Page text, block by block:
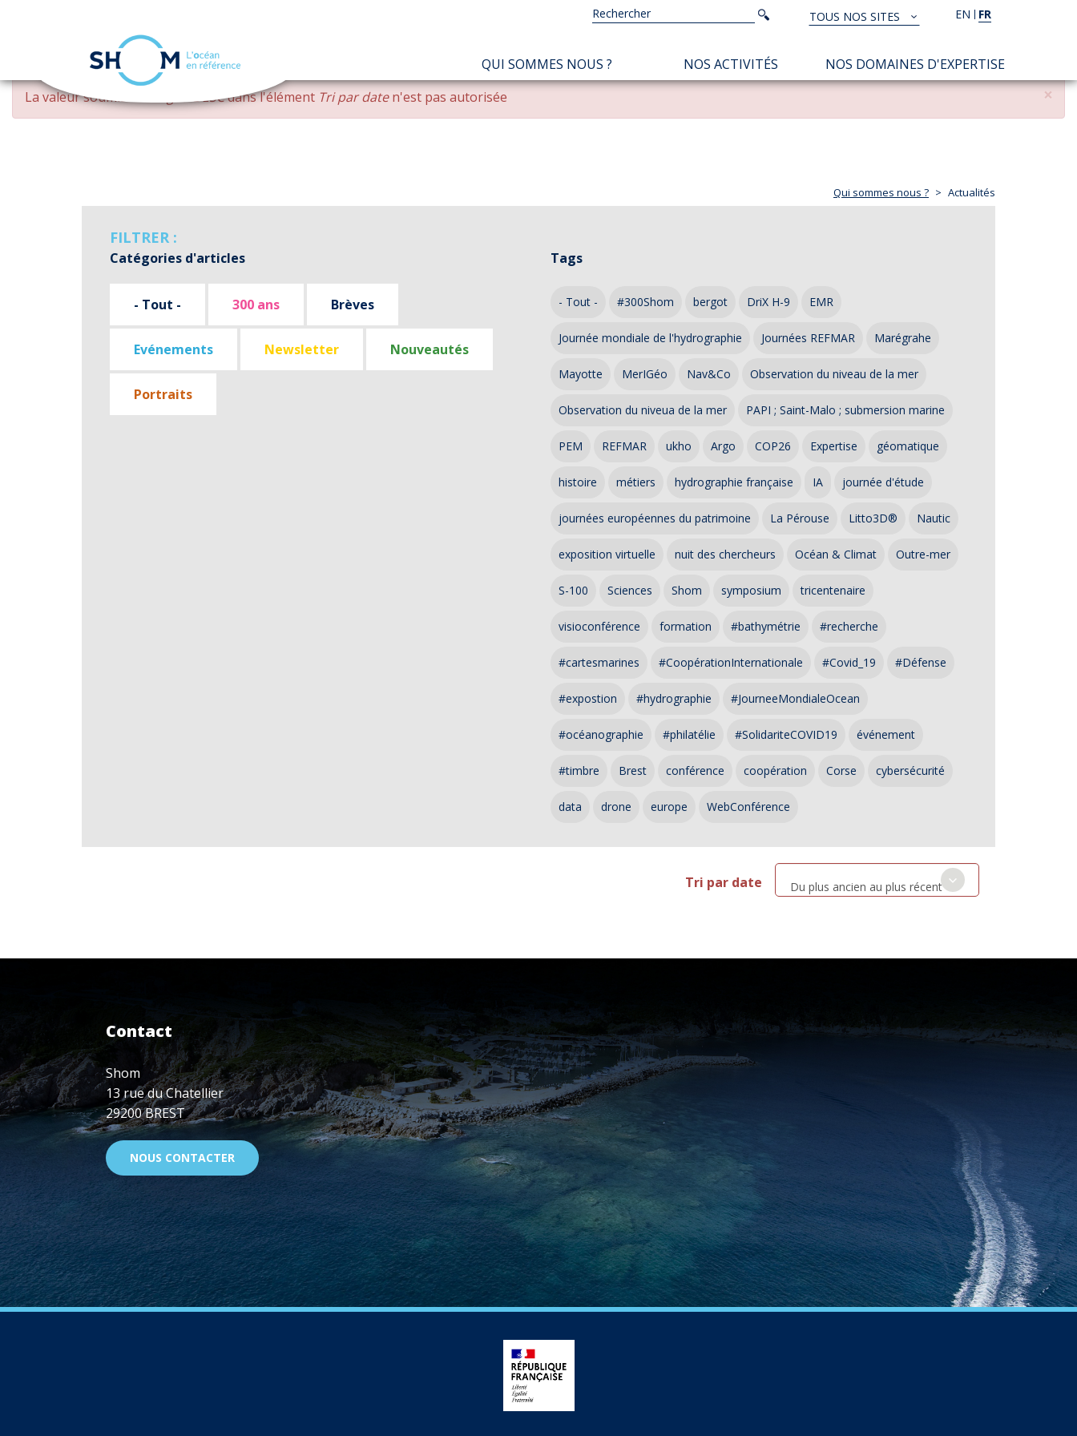
Aller
contenu
EN FR
TOUS
NOS
SITES
TOUS NOS SITES
Rechercher
Rechercher
NAVIGATION
PRINCIPALE
QUI SOMMES NOUS ? NOS ACTIVITÉS NOS DOMAINES D'EXPERTISE
×
MESSAGE
D'ERREUR
La valeur soumise changed DESCdans l'élément Tri par daten'est pas autorisée
Qui sommes nous ? Actualités
FILTRER :
Catégories d'articles
- Tout - 300 ans Brèves
Evénements Newsletter Nouveautés
Portraits
Tags
- Tout - #300Shom bergot DriX H-9 EMR
Journée mondiale de l'hydrographie Journées REFMAR Marégrahe
Mayotte MerIGéo Nav&Co Observation du niveau de la mer
Observation du niveua de la mer PAPI ; Saint-Malo ; submersion marine
PEM REFMAR ukho Argo COP26 Expertise géomatique
histoire métiers hydrographie française IA journée d'étude
journées européennes du patrimoine La Pérouse Litto3D® Nautic
exposition virtuelle nuit des chercheurs Océan & Climat Outre-mer
S-100 Sciences Shom symposium tricentenaire
visioconférence formation #bathymétrie #recherche
#cartesmarines #CoopérationInternationale #Covid_19 #Défense
#expostion #hydrographie #JourneeMondialeOcean
#océanographie #philatélie #SolidariteCOVID19 événement
#timbre Brest conférence coopération Corse cybersécurité
data drone europe WebConférence
Tri par date Du plus ancien au plus récent
Contact
Shom
13 rue du Chatellier
29200 BREST
NOUS CONTACTER